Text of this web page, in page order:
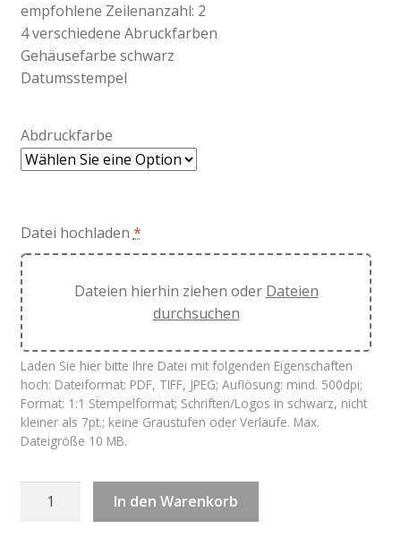
empfohlene Zeilenanzahl: 2
4 verschiedene Abruckfarben
Gehäusefarbe schwarz
Datumsstempel
Abdruckfarbe
Datei hochladen *
Dateien hierhin ziehen oder Dateien
durchsuchen
Laden Sie hier bitte Ihre Datei mit folgenden Eigenschaften
hoch: Dateiformat: PDF, TIFF, JPEG; Auflösung: mind. 500dpi;
Format: 1:1 Stempelformat; Schriften/Logos in schwarz, nicht
kleiner als 7pt.; keine Graustufen oder Verläufe. Max.
Dateigröße 10 MB.
Trodat
In den Warenkorb